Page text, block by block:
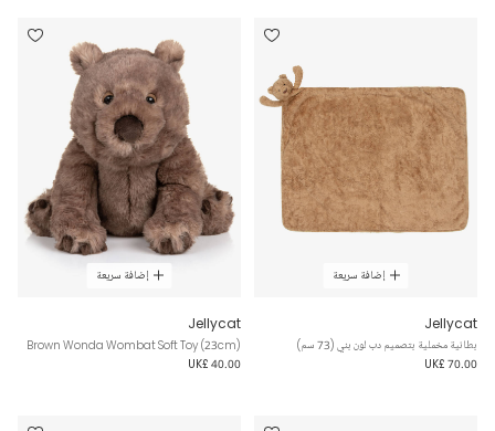
إضافة سريعة
Jellycat
بطانية مخملية بتصميم دب لون بني (73 سم)
UK£ 70.00
إضافة سريعة
Jellycat
Brown Wonda Wombat Soft Toy (23cm)
UK£ 40.00